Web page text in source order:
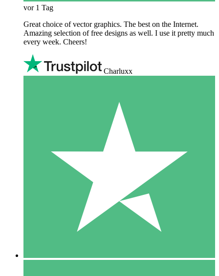
vor 1 Tag
Great choice of vector graphics. The best on the Internet.
Amazing selection of free designs as well. I use it pretty much
every week. Cheers!
Charluxx